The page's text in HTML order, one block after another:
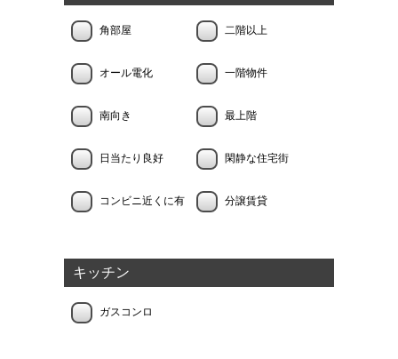
角部屋 二階以上
オール電化 一階物件
南向き 最上階
日当たり良好 閑静な住宅街
コンビニ近くに有 分譲賃貸
キッチン
ガスコンロ